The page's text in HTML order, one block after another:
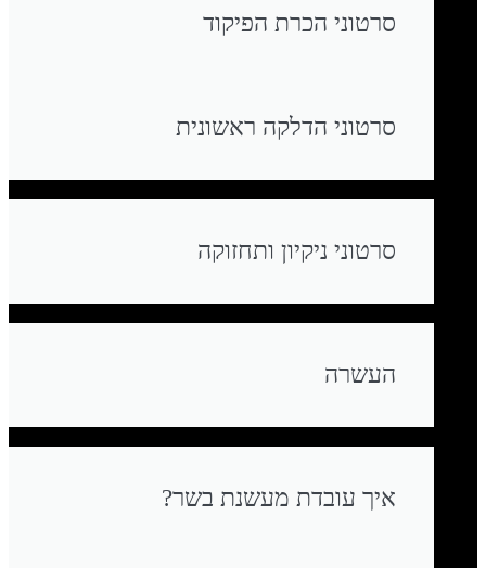
סרטוני הכרת הפיקוד
סרטוני הדלקה ראשונית
סרטוני ניקיון ותחזוקה
העשרה
איך עובדת מעשנת בשר?